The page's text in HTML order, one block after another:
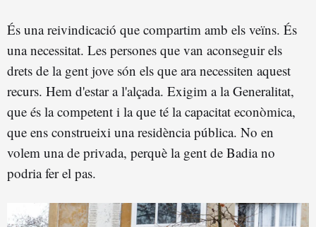
És una reivindicació que compartim amb els veïns. És
una necessitat. Les persones que van aconseguir els
drets de la gent jove són els que ara necessiten aquest
recurs. Hem d'estar a l'alçada. Exigim a la Generalitat,
que és la competent i la que té la capacitat econòmica,
que ens construeixi una residència pública. No en
volem una de privada, perquè la gent de Badia no
podria fer el pas.